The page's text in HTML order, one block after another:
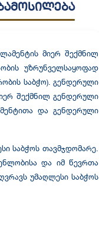
მიერ შექმნილ
უზრუნველსაყოფად
საბჭო). გენდერული
შექმნილ გენდერული
და გენდერული
საბჭოს თავმჯდომარე.
და იმ წევრთა
უმაღლესი საბჭოს